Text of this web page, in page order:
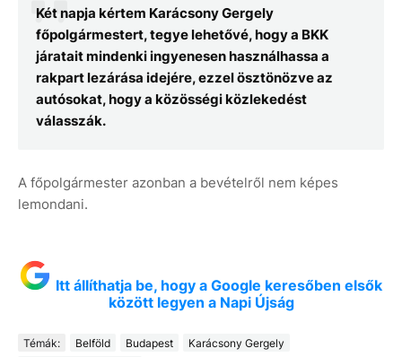
Két napja kértem Karácsony Gergely
főpolgármestert, tegye lehetővé, hogy a BKK
járatait mindenki ingyenesen használhassa a
rakpart lezárása idejére, ezzel ösztönözve az
autósokat, hogy a közösségi közlekedést
válasszák.
A főpolgármester azonban a bevételről nem képes
lemondani.
Itt állíthatja be, hogy a Google keresőben elsők
között legyen a Napi Újság
Témák: Belföld Budapest
Karácsony Gergely